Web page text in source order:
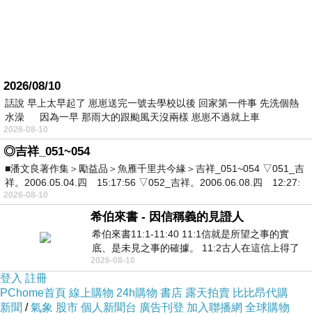
2026/08/10
話說 早上太早起了 崽崽送完一號去學校以後 回家第一件事 先洗個熱
水澡 因為一早 那雨大的跟颱風天沒兩樣 崽崽不過就上車
2026-08-10
◎吉祥_051~054
■潘文良著作集＞勵益品＞魚雁千里共今緣＞吉祥_051~054 ▽051_吉
祥。2006.05.04.四 15:17:56 ▽052_吉祥。2006.06.08.四 12:27:
2026-08-10
希伯來書 - 因信稱義的見證人
希伯來書11:1-11:40 11:1信就是所望之事的實
底、是未見之事的確據。 11:2古人在這信上得了
美好的證據。 11:3我們因着信、就知道
2026-08-10
登入 註冊
PChome首頁 線上購物 24h購物 書店 露天拍賣 比比昂代購
新聞 /氣象 股市 個人新聞台 廣告刊登 加入聯播網 全球購物